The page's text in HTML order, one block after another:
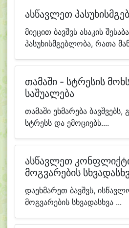
ასწავლეთ
მიეცით ბავშვს ასაკის
პასუხისმგებლობა, რათა
თამაში - სტრესის
საშუალება
თამაში ეხმარება ბავშვებს,
სტრესს და ემოციებს....
ასწავლეთ
მოგვარების
დაეხმარეთ ბავშვს,
მოგვარების სხვადასხვა ...